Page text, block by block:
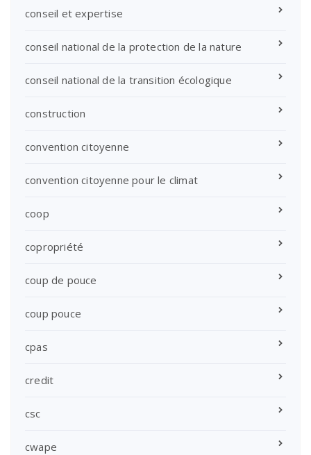
conseil et expertise
conseil national de la protection de la nature
conseil national de la transition écologique
construction
convention citoyenne
convention citoyenne pour le climat
coop
copropriété
coup de pouce
coup pouce
cpas
credit
csc
cwape